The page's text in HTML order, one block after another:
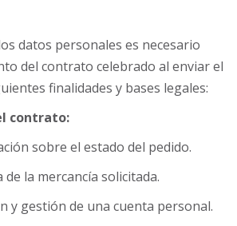
datos personales es necesario
del contrato celebrado al enviar el
finalidades y bases legales:
contrato:
sobre el estado del pedido.
de la mercancía solicitada.
y gestión de una cuenta personal.